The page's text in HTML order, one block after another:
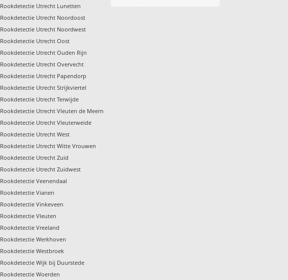
Rookdetectie Utrecht Lunetten
Rookdetectie Utrecht Noordoost
Rookdetectie Utrecht Noordwest
Rookdetectie Utrecht Oost
Rookdetectie Utrecht Ouden Rijn
Rookdetectie Utrecht Overvecht
Rookdetectie Utrecht Papendorp
Rookdetectie Utrecht Strijkviertel
Rookdetectie Utrecht Terwijde
Rookdetectie Utrecht Vleuten de Meern
Rookdetectie Utrecht Vleuterweide
Rookdetectie Utrecht West
Rookdetectie Utrecht Witte Vrouwen
Rookdetectie Utrecht Zuid
Rookdetectie Utrecht Zuidwest
Rookdetectie Veenendaal
Rookdetectie Vianen
Rookdetectie Vinkeveen
Rookdetectie Vleuten
Rookdetectie Vreeland
Rookdetectie Werkhoven
Rookdetectie Westbroek
Rookdetectie Wijk bij Duurstede
Rookdetectie Woerden